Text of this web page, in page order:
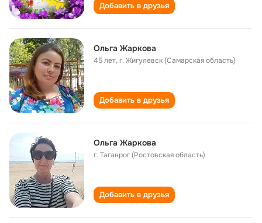
Добавить в друзья
Ольга Жаркова
45 лет,г. Жигулевск (Самарская область)
Добавить в друзья
Ольга Жаркова
г. Таганрог (Ростовская область)
Добавить в друзья